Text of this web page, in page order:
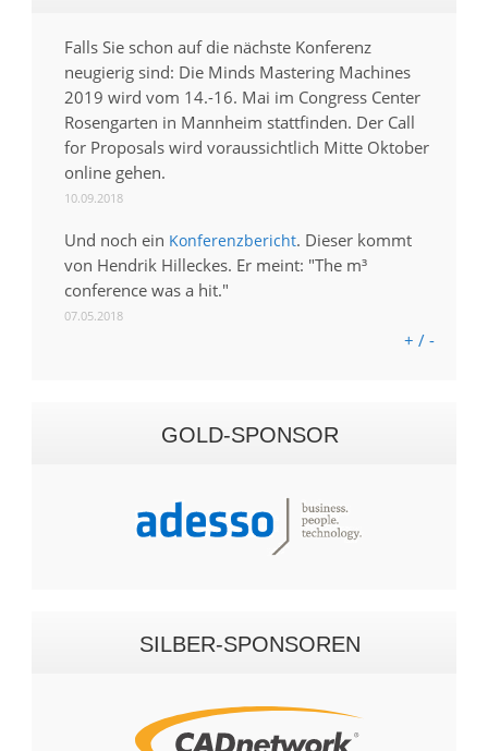
Falls Sie schon auf die nächste Konferenz
neugierig sind: Die Minds Mastering Machines
2019 wird vom 14.-16. Mai im Congress Center
Rosengarten in Mannheim stattfinden. Der Call
for Proposals wird voraussichtlich Mitte Oktober
online gehen.
10.09.2018
Und noch ein Konferenzbericht. Dieser kommt
von Hendrik Hilleckes. Er meint: "The m³
conference was a hit."
07.05.2018
+ / -
GOLD-SPONSOR
SILBER-SPONSOREN